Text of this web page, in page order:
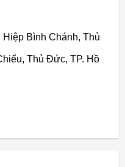
Hiệp Bình Chánh, Thủ
Thủ Đức, TP. Hồ